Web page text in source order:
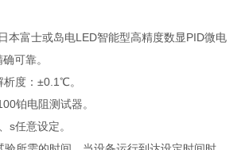
本富士或岛电LED智能型高精度数显PID微电
可靠。
度：±0.1℃。
铂电阻测试器。
s任意设定。